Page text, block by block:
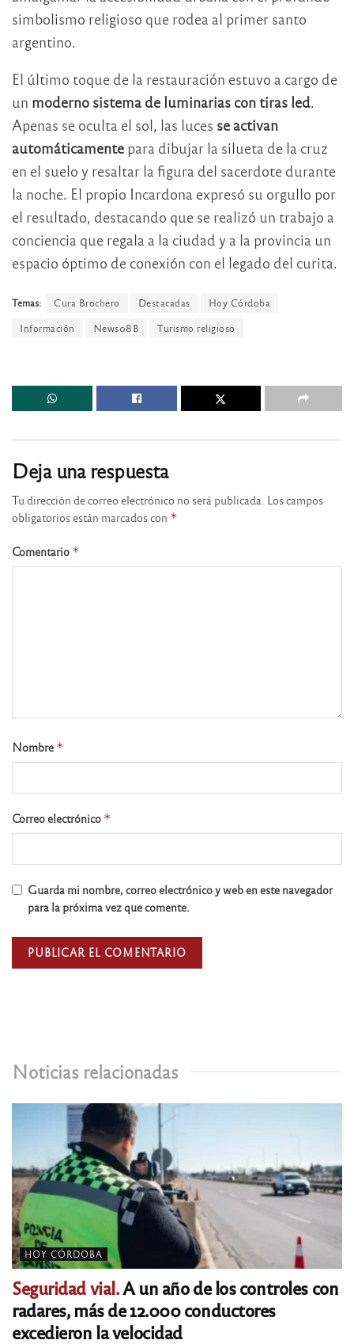
simbolismo religioso que rodea al primer santo
argentino.
El último toque de la restauración estuvo a cargo de
un moderno sistema de luminarias con tiras led.
Apenas se oculta el sol, las luces se activan
automáticamente para dibujar la silueta de la cruz
en el suelo y resaltar la figura del sacerdote durante
la noche. El propio Incardona expresó su orgullo por
el resultado, destacando que se realizó un trabajo a
conciencia que regala a la ciudad y a la provincia un
espacio óptimo de conexión con el legado del curita.
Temas: Cura Brochero Destacadas
Hoy Córdoba
Información
News08B Turismo religioso
Noticias relacionadas
HOY CÓRDOBA
Seguridad vial.A un año de los controles con
radares, más de 12.000 conductores
excedieron la velocidad
Deja una respuesta
Tu dirección de correo electrónico no será publicada. Los campos
obligatorios están marcados con *
Comentario *
Nombre *
Correo electrónico *
Guarda mi nombre, correo electrónico y web en este navegador
para la próxima vez que comente.